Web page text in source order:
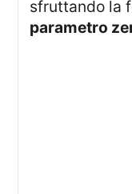
sfruttando la
parametro